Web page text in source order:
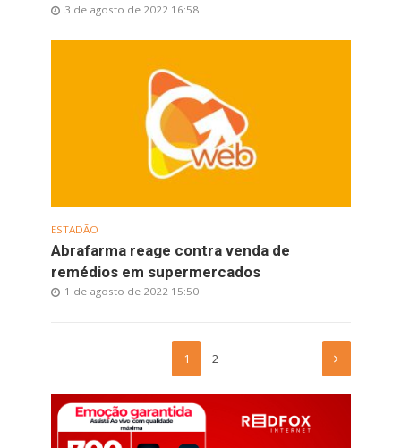
3 de agosto de 2022 16:58
ESTADÃO
Abrafarma reage contra venda de
remédios em supermercados
1 de agosto de 2022 15:50
1 2